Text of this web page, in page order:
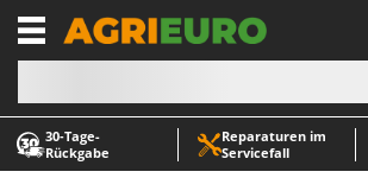
30‑Tage-
Rückgabe
Reparaturen im
Servicefall
-1
A
Abbeermaschinen - Traubenmühlen
A
ABAC